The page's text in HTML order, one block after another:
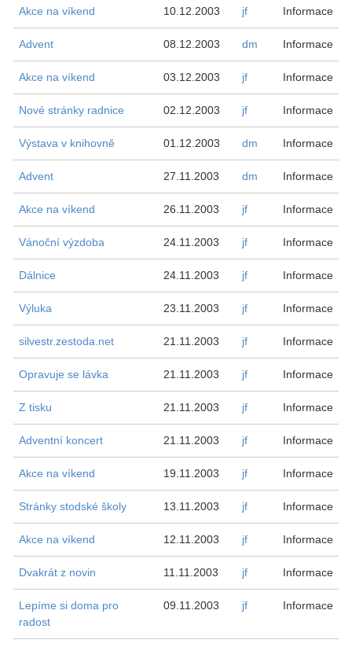
Akce na víkend 10.12.2003 jf Informace
Advent 08.12.2003 dm Informace
Akce na víkend 03.12.2003 jf Informace
Nové stránky radnice 02.12.2003 jf Informace
Výstava v knihovně 01.12.2003 dm Informace
Advent 27.11.2003 dm Informace
Akce na víkend 26.11.2003 jf Informace
Vánoční výzdoba 24.11.2003 jf Informace
Dálnice 24.11.2003 jf Informace
Výluka 23.11.2003 jf Informace
silvestr.zestoda.net 21.11.2003 jf Informace
Opravuje se lávka 21.11.2003 jf Informace
Z tisku 21.11.2003 jf Informace
Adventní koncert 21.11.2003 jf Informace
Akce na víkend 19.11.2003 jf Informace
Stránky stodské školy 13.11.2003 jf Informace
Akce na víkend 12.11.2003 jf Informace
Dvakrát z novin 11.11.2003 jf Informace
Lepíme si doma pro
radost
09.11.2003 jf Informace